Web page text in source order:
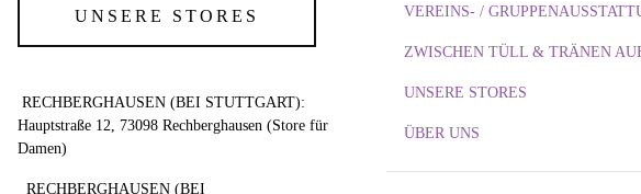
UNSERE STORES
RECHBERGHAUSEN (BEI STUTTGART):
Hauptstraße 12, 73098 Rechberghausen (Store für
Damen)
RECHBERGHAUSEN (BEI
VEREINS- /
ZWISCHEN TÜLL & TRÄNEN
UNSERE STORES
ÜBER UNS